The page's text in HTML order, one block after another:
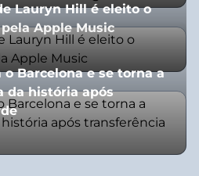
Lauryn Hill é eleito o
Apple Music
Barcelona e se torna a
da história após